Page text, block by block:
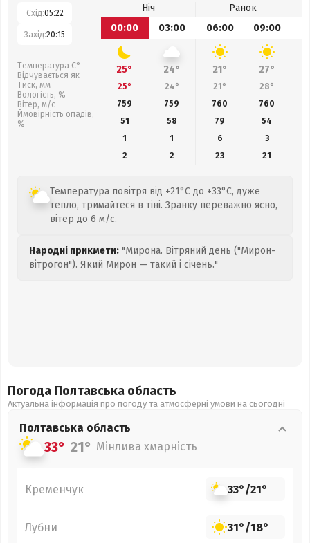
Схід:05:22
Захід:20:15
Температура С°
Відчувається як
Тиск, мм
Вологість, %
Вітер, м/с
Ймовірність опадів,
%
Ніч
Ранок
00:00
03:00 06:00 09:00
25° 24° 21° 27°
25° 24° 21° 28°
759
759 760 760
51
58 79
54
1
1 6
3
2
2 23 21
Температура повітря від +21°C до +33°C, дуже
тепло, тримайтеся в тіні. Зранку переважно ясно,
вітер до 6 м/с.
Народні прикмети: "Мирона. Вітряний день ("Мирон-
вітрогон"). Який Мирон — такий і січень."
Погода Полтавська область
Актуальна інформація про погоду та атмосферні умови на сьогодні
Полтавська область
33° 21° Мінлива хмарність
Кременчук 33°/21°
Лубни 31°/18°